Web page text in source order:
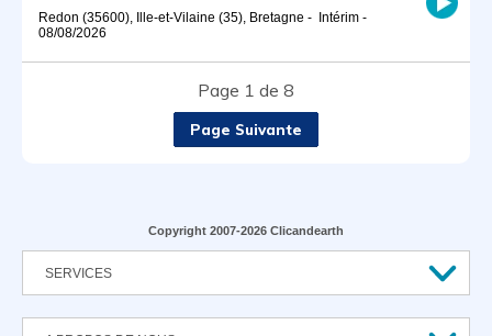
Redon (35600), Ille-et-Vilaine (35), Bretagne - Intérim -
08/08/2026
Page 1 de 8
Page Suivante
Copyright 2007-2026 Clicandearth
SERVICES